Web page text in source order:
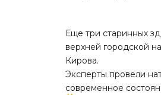
Еще три старинных
верхней городской
Кирова.
Эксперты провели
современное